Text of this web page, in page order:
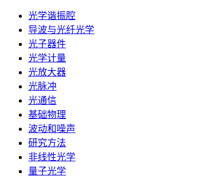
光学谐振腔
导波与光纤光学
光子器件
光学计量
光放大器
光脉冲
光通信
基础物理
波动和噪声
研究方法
非线性光学
量子光学